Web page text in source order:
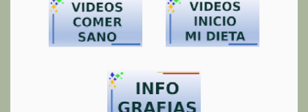
Endocrinología, Diabetes y nutrición de precisión), así como
participar en proyectos del programa Erasmus Plus, Programa
Interreg Sudoe Co-funded by the European Union , Generacion de
Con esta web os invitamos a toda persona con interés en el área
de la endocrinología, diabetes mellitus y nutrición a conocernos.